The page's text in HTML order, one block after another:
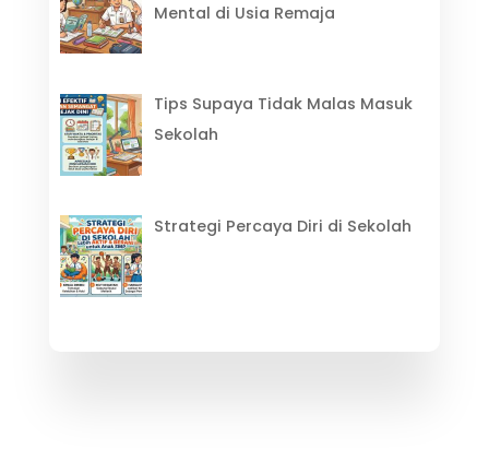
Mental di Usia Remaja
Tips Supaya Tidak Malas Masuk
Sekolah
Strategi Percaya Diri di Sekolah